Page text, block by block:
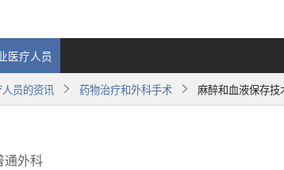
医疗人员
员的资讯 药物治疗和外科手术 麻醉和血液保存技
通外科